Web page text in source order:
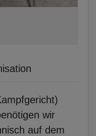
wir
auf dem